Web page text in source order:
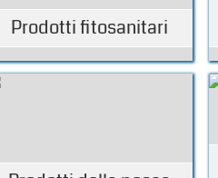
Prodotti fitosanitari